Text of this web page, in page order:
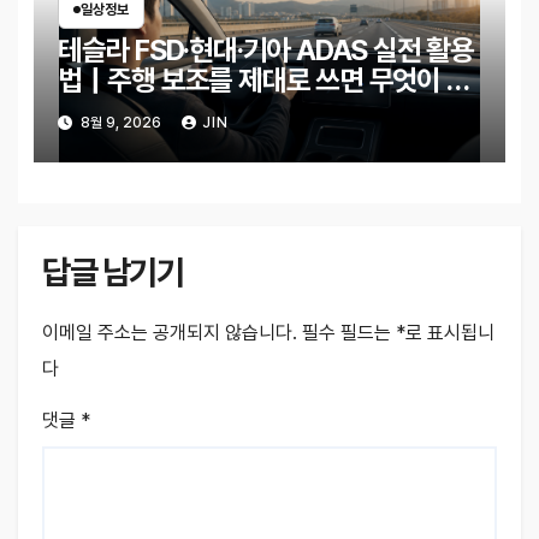
일상정보
테슬라 FSD·현대·기아 ADAS 실전 활용
법｜주행 보조를 제대로 쓰면 무엇이 달
라질까?
8월 9, 2026 JIN
답글 남기기
이메일 주소는 공개되지 않습니다. 필수 필드는 *로 표시됩니
다
댓글 *